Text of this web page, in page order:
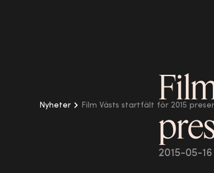
Nyheter Film Västs startfält för 2015
2015-05-16